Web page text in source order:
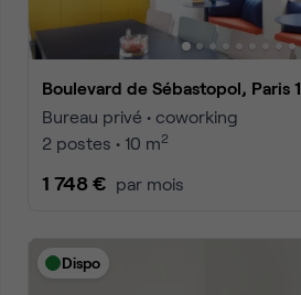
Boulevard de Sébastopol, Paris 1
Bureau privé • coworking
2 postes • 10 m2
1 748 € par mois
Dispo